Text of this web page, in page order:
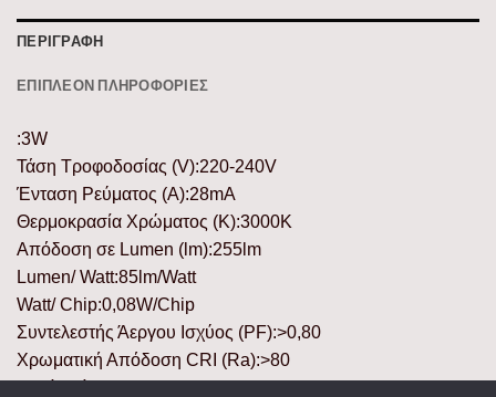
ΠΕΡΙΓΡΑΦΉ
ΕΠΙΠΛΈΟΝ ΠΛΗΡΟΦΟΡΊΕΣ
:3W
Τάση Τροφοδοσίας (V):220-240V
Ένταση Ρεύματος (Α):28mA
Θερμοκρασία Χρώματος (K):3000K
Απόδοση σε Lumen (lm):255lm
Lumen/ Watt:85lm/Watt
Watt/ Chip:0,08W/Chip
Συντελεστής Άεργου Ισχύος (PF):>0,80
Χρωματική Απόδοση CRI (Ra):>80